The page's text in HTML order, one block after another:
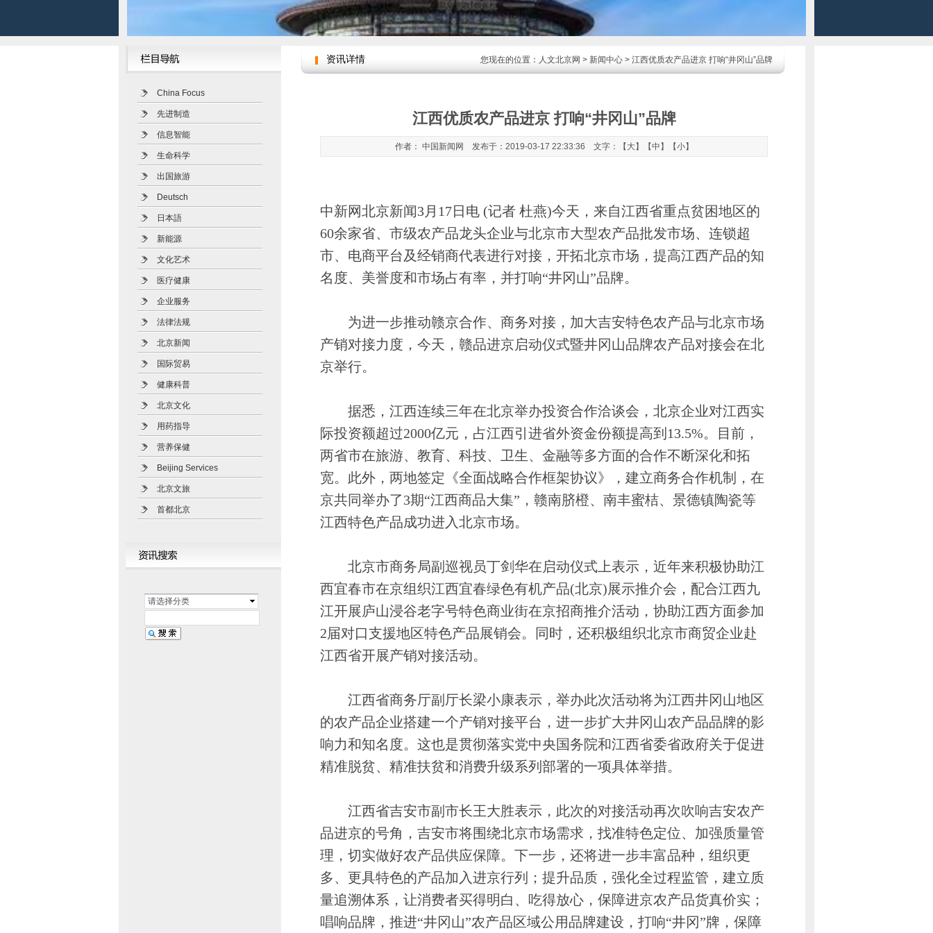
China Focus
先进制造
信息智能
生命科学
出国旅游
Deutsch
日本語
新能源
文化艺术
医疗健康
企业服务
法律法规
北京新闻
国际贸易
健康科普
北京文化
用药指导
营养保健
Beijing Services
北京文旅
首都北京
请选择分类
资讯详情 您现在的位置： 人文北京网 > 新闻中心 > 江西优质农产品进京 打响“井冈山”品牌
江西优质农产品进京 打响“井冈山”品牌
作者： 中国新闻网 发布于：2019-03-17 22:33:36 文字：【 大】【中 】【小】
中新网北京新闻3月17日电 (记者 杜燕)今天，来自江西省重点贫困地区的
60余家省、市级农产品龙头企业与北京市大型农产品批发市场、连锁超
市、电商平台及经销商代表进行对接，开拓北京市场，提高江西产品的知
名度、美誉度和市场占有率，并打响“井冈山”品牌。
为进一步推动赣京合作、商务对接，加大吉安特色农产品与北京市场
产销对接力度，今天，赣品进京启动仪式暨井冈山品牌农产品对接会在北
京举行。
据悉，江西连续三年在北京举办投资合作洽谈会，北京企业对江西实
际投资额超过2000亿元，占江西引进省外资金份额提高到13.5%。目前，
两省市在旅游、教育、科技、卫生、金融等多方面的合作不断深化和拓
宽。此外，两地签定《全面战略合作框架协议》，建立商务合作机制，在
京共同举办了3期“江西商品大集”，赣南脐橙、南丰蜜桔、景德镇陶瓷等
江西特色产品成功进入北京市场。
北京市商务局副巡视员丁剑华在启动仪式上表示，近年来积极协助江
西宜春市在京组织江西宜春绿色有机产品(北京)展示推介会，配合江西九
江开展庐山浸谷老字号特色商业街在京招商推介活动，协助江西方面参加
2届对口支援地区特色产品展销会。同时，还积极组织北京市商贸企业赴
江西省开展产销对接活动。
江西省商务厅副厅长梁小康表示，举办此次活动将为江西井冈山地区
的农产品企业搭建一个产销对接平台，进一步扩大井冈山农产品品牌的影
响力和知名度。这也是贯彻落实党中央国务院和江西省委省政府关于促进
精准脱贫、精准扶贫和消费升级系列部署的一项具体举措。
江西省吉安市副市长王大胜表示，此次的对接活动再次吹响吉安农产
品进京的号角，吉安市将围绕北京市场需求，找准特色定位、加强质量管
理，切实做好农产品供应保障。下一步，还将进一步丰富品种，组织更
多、更具特色的产品加入进京行列；提升品质，强化全过程监管，建立质
量追溯体系，让消费者买得明白、吃得放心，保障进京农产品货真价实；
唱响品牌，推进“井冈山”农产品区域公用品牌建设，打响“井冈”牌，保障